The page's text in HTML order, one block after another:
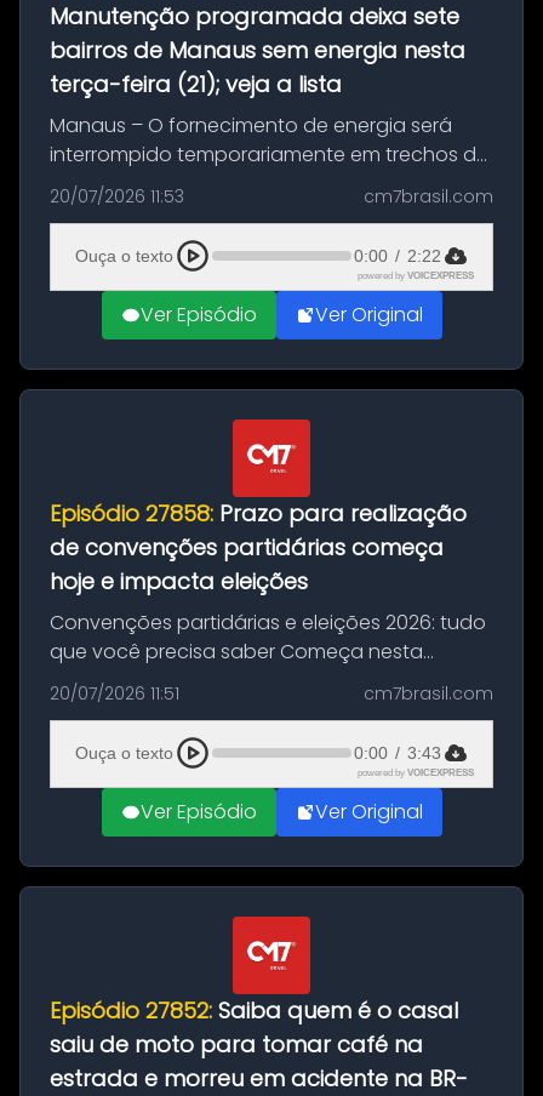
Manutenção programada deixa sete
bairros de Manaus sem energia nesta
terça-feira (21); veja a lista
Manaus – O fornecimento de energia será
interrompido temporariamente em trechos de
sete bairros de Manaus nesta terça-feira (21).
A suspensão programada ocorrerá para a
execução de serviços de manuten...
20/07/2026 11:53 cm7brasil.com
Ouça o texto 0:00 / 2:22
powered by VOICEXPRESS
Ver Episódio Ver Original
Episódio 27858: Prazo para realização
de convenções partidárias começa
hoje e impacta eleições
Convenções partidárias e eleições 2026: tudo
que você precisa saber Começa nesta
segunda-feira e vai até 5 de agosto o prazo
para que partidos políticos e federações
partidárias realizem suas convençõ...
20/07/2026 11:51 cm7brasil.com
Ouça o texto 0:00 / 3:43
powered by VOICEXPRESS
Ver Episódio Ver Original
Episódio 27852: Saiba quem é o casal
saiu de moto para tomar café na
estrada e morreu em acidente na BR-